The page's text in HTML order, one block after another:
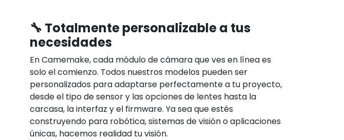
🔧 Totalmente personalizable a tus
necesidades
En Camemake, cada módulo de cámara que ves en línea es
solo el comienzo. Todos nuestros modelos pueden ser
personalizados para adaptarse perfectamente a tu proyecto,
desde el tipo de sensor y las opciones de lentes hasta la
carcasa, la interfaz y el firmware. Ya sea que estés
construyendo para robótica, sistemas de visión o aplicaciones
únicas, hacemos realidad tu visión.